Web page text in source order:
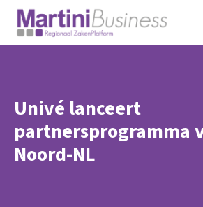
Univé lanceert
partnersprogramma
Noord-NL